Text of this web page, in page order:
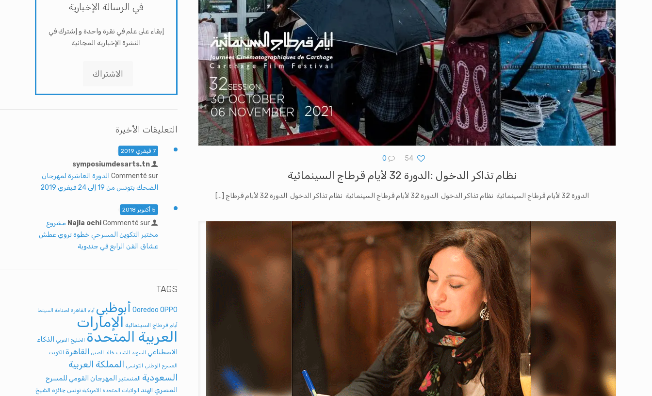
54
0
نظام تذاكر الدخول :الدورة 32 لأيام قرطاج السينمائية
الدورة 32 لأيام قرطاج السينمائية نظام تذاكر الدخول الدورة 32 لأيام قرطاج السينمائية نظام تذاكر الدخول الدورة 32 لأيام قرطاج […]
في الرسالة الإخبارية
إبقاء على علم في نقرة واحدة و إشترك في
النشرة الإخبارية المجانية
الاشتراك
التعليقات الأخيرة
7 فيفري 2019
symposiumdesarts.tn
Commenté sur الدورة العاشرة لمهرجان
الضحك بتونس من 19 إلى 24 فيفري 2019
5 أكتوبر 2018
Najla ochiCommenté sur
مشروع
مختبر التكوين المسرحي خطوة تروي عطش
عشاق الفن الرابع في جندوبة
TAGS
Ooredoo OPPO أبوظبي أيام القاهرة لصناعة السينما
أيام قرطاج السينمائية الإمارات
العربية المتحدة الخليج العربي
الذكاء
الاصطناعي السويد الشاب خالد الصين القاهرة الكويت
المسرح الوطني التونسي
المملكة العربية
السعودية المنستير
المهرجان القومي للمسرح
المصري الهند الولايات المتحدة الأمريكية تونس جائزة الشيخ